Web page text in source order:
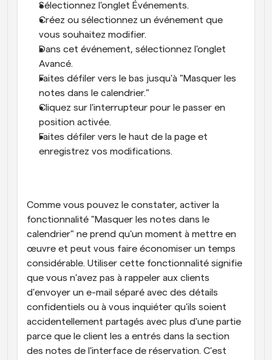
Sélectionnez l'onglet Événements.
Créez ou sélectionnez un événement que
vous souhaitez modifier.
Dans cet événement, sélectionnez l'onglet
Avancé.
Faites défiler vers le bas jusqu'à "Masquer les
notes dans le calendrier."
Cliquez sur l'interrupteur pour le passer en
position activée.
Faites défiler vers le haut de la page et
enregistrez vos modifications.
Comme vous pouvez le constater, activer la
fonctionnalité "Masquer les notes dans le
calendrier" ne prend qu'un moment à mettre en
œuvre et peut vous faire économiser un temps
considérable. Utiliser cette fonctionnalité signifie
que vous n'avez pas à rappeler aux clients
d'envoyer un e-mail séparé avec des détails
confidentiels ou à vous inquiéter qu'ils soient
accidentellement partagés avec plus d'une partie
parce que le client les a entrés dans la section
des notes de l'interface de réservation. C'est